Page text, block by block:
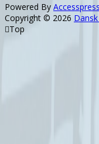
Powered By
Copyright © 2026
Top